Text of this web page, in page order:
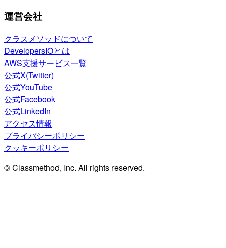
運営会社
クラスメソッドについて
DevelopersIOとは
AWS支援サービス一覧
公式X(Twitter)
公式YouTube
公式Facebook
公式LinkedIn
アクセス情報
プライバシーポリシー
クッキーポリシー
© Classmethod, Inc. All rights reserved.